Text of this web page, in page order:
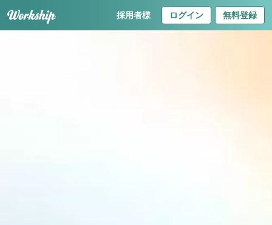
採用者様 ログイン 無料登録